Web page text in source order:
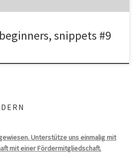
snippets #9
Unterstütze uns einmalig mit
mit einer Fördermitgliedschaft.